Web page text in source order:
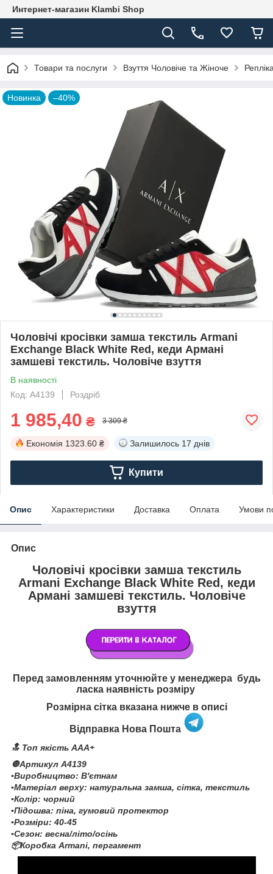
Интернет-магазин Klambi Shop
Товари та послуги Взуття Чоловіче та Жіноче
Новинка –40%
Чоловічі кросівки замша текстиль Armani
Exchange Black White Red, кеди Армані
замшеві текстиль. Чоловіче взуття
В наявності
Код: A4139
Роздріб
1 985,40 ₴ 3 309 ₴
Економія 1323.60 ₴ Залишилось 17 днів
Купити
Опис Характеристики Доставка Оплата Умови
Опис
Чоловічі кросівки замша текстиль
Armani Exchange Black White Red, кеди
Армані замшеві текстиль. Чоловіче
взуття
Перед замовленням уточнюйте у менеджера будь
ласка наявність розміру
Розмірна сітка вказана нижче в описі
Відправка Нова Пошта
🔝 Топ якість AAA+
🔘Артикул A4139
▪️Виробництво: В'єтнам
▪️Матеріал верху: натуральна замша, сітка, текстиль
▪️Колір: чорний
▪️Підошва: піна, гумовий протектор
▪️Розміри: 40-45
▪️Сезон: весна/літо/осінь
📦Коробка Armani, пергамент